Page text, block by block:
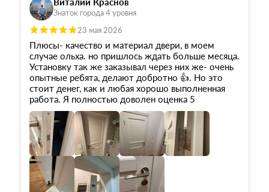
Знаток города 4 уровня
23 мая 2026
Плюсы- качество и материал двери, в моем
случае ольха. но пришлось ждать больше месяца.
Установку так же заказывал через них же- очень
опытные ребята, делают добротно 👍. Но это
стоит денег, как и любая хорошо выполненная
работа. Я полностью доволен оценка 5